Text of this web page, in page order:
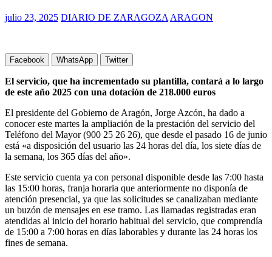
julio 23, 2025 DIARIO DE ZARAGOZA ARAGON
Facebook WhatsApp Twitter
El servicio, que ha incrementado su plantilla, contará a lo largo
de este año 2025 con una dotación de 218.000 euros
El presidente del Gobierno de Aragón, Jorge Azcón, ha dado a
conocer este martes la ampliación de la prestación del servicio del
Teléfono del Mayor (900 25 26 26), que desde el pasado 16 de junio
está «a disposición del usuario las 24 horas del día, los siete días de
la semana, los 365 días del año».
Este servicio cuenta ya con personal disponible desde las 7:00 hasta
las 15:00 horas, franja horaria que anteriormente no disponía de
atención presencial, ya que las solicitudes se canalizaban mediante
un buzón de mensajes en ese tramo. Las llamadas registradas eran
atendidas al inicio del horario habitual del servicio, que comprendía
de 15:00 a 7:00 horas en días laborables y durante las 24 horas los
fines de semana.